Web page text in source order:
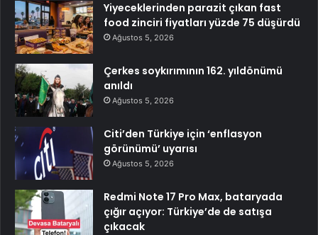
Yiyeceklerinden parazit çıkan fast
food zinciri fiyatları yüzde 75 düşürdü
Ağustos 5, 2026
Çerkes soykırımının 162. yıldönümü
anıldı
Ağustos 5, 2026
Citi’den Türkiye için ‘enflasyon
görünümü’ uyarısı
Ağustos 5, 2026
Redmi Note 17 Pro Max, bataryada
çığır açıyor: Türkiye’de de satışa
çıkacak